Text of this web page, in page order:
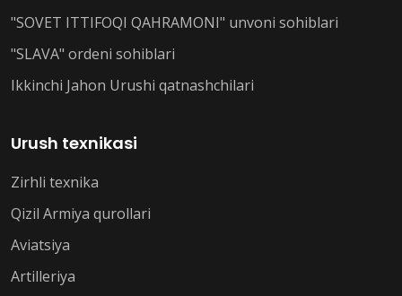
"SOVET ITTIFOQI QAHRAMONI" unvoni sohiblari
"SLAVA" ordeni sohiblari
Ikkinchi Jahon Urushi qatnashchilari
Urush texnikasi
Zirhli texnika
Qizil Armiya qurollari
Aviatsiya
Artilleriya